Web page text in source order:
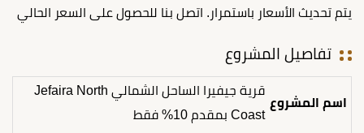
يتم تحديث الأسعار باستمرار. اتصل بنا للحصول على السعر الحالي
تفاصيل المشروع
اسم المشروع
قرية جيفيرا الساحل الشمالي Jefaira North
Coast بمقدم 10% فقط